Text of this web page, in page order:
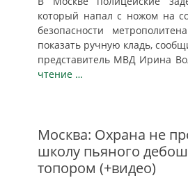
который напал с ножом на
безопасности
показать ручную кладь,
представитель МВД Ирина
чтение …
Москва: Охрана не
школу пьяного
топором (+видео)